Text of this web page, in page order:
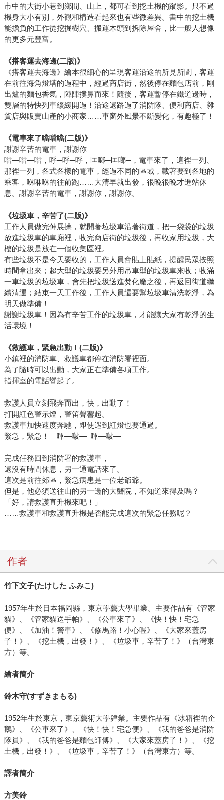
市中的大街小巷到鄉間、山上，都可看到挖土機的蹤影。只不過
機身大小有別，外觀和構造看起來也有些微差異。書中的挖土機
能擔負的工作從挖掘樹穴、搬運木頭到拆除屋舍，比一般人想像
的更多元豐富。
《搭客運去海邊(二版)》
《搭客運去海邊》繪本很細心的呈現客運沿途的所見所聞，客運
在前往海角燈塔的過程中，經過商店街，然後停在麵包店前，剛
出爐的麵包香氣，陣陣撲鼻而來！隨後，客運暫停在鐵道邊時，
雙層的特快列車緩緩開過！沿途還路過了消防隊、便利商店、雜
貨店與販賣山產的小商家……車窗外風景不斷變化，有趣極了！
《電車來了噹噹噹(二版)》
謝謝辛苦的電車，謝謝你
噹—噹—噹，呼─呼─呼，匡啷─匡啷─，電車來了，這裡一列、
那裡一列，各式各樣的電車，經過不同的區域，載著要到各地的
乘客，咻咻咻的往前跑……大清早就出發，很晚很晚才進站休
息。謝謝辛苦的電車，謝謝你，謝謝你。
《垃圾車，辛苦了(二版)》
工作人員做完伸展操，就開著垃圾車沿著街道，把一袋袋的垃圾
放進垃圾車的車廂裡，收完商店街的垃圾後，再收家用垃圾，大
樓的垃圾是放在一個收集區裡。
有些垃圾不是今天要收的，工作人員會貼上貼紙，提醒民眾按照
時間拿出來；超大型的垃圾要另外用吊車型的垃圾車來收；收滿
一車垃圾的垃圾車，會先把垃圾送進焚化廠之後，再返回街道繼
續清運；結束一天工作後，工作人員還要幫垃圾車清洗乾淨，為
明天做準備！
謝謝垃圾車！因為有辛苦工作的垃圾車，才能讓大家有乾淨的生
活環境！
《救護車，緊急出動！(二版)》
小鎮裡的消防車、救護車都停在消防署裡面。
為了隨時可以出動，大家正在準備各項工作。
指揮室的電話響起了。
救護人員立刻飛奔而出，快，出動了！
打開紅色警示燈，警笛聲響起。
救護車加快速度奔馳，即使遇到紅燈也要通過。
緊急，緊急！ 嗶―啵― 嗶―啵―
完成任務回到消防署的救護車，
還沒有時間休息，另一通電話來了。
這次是前往郊區，緊急病患是一位老爺爺。
但是，他必須送往山的另一邊的大醫院，不知道來得及嗎？
「好，請救護直升機來吧！」
……救護車和救護直升機是否能完成這次的緊急任務呢？
作者
竹下文子(たけした ふみこ)
1957年生於日本福岡縣，東京學藝大學畢業。主要作品有《管家
貓》、《管家貓送手帕》、《公車來了》、《快！快！宅急
便》、《加油！警車》、《修馬路！小心喔》、《大家來蓋房
子！》、《挖土機，出發！》、《垃圾車，辛苦了！》（台灣東
方）等。
繪者簡介
鈴木守(すずきまもる)
1952年生於東京，東京藝術大學肄業。主要作品有《冰箱裡的企
鵝》、《公車來了》、《快！快！宅急便》、《我的爸爸是消防
隊員》、《我的爸爸是麵包師傅》、《大家來蓋房子！》、《挖
土機，出發！》、《垃圾車，辛苦了！》（台灣東方）等。
譯者簡介
方美鈴